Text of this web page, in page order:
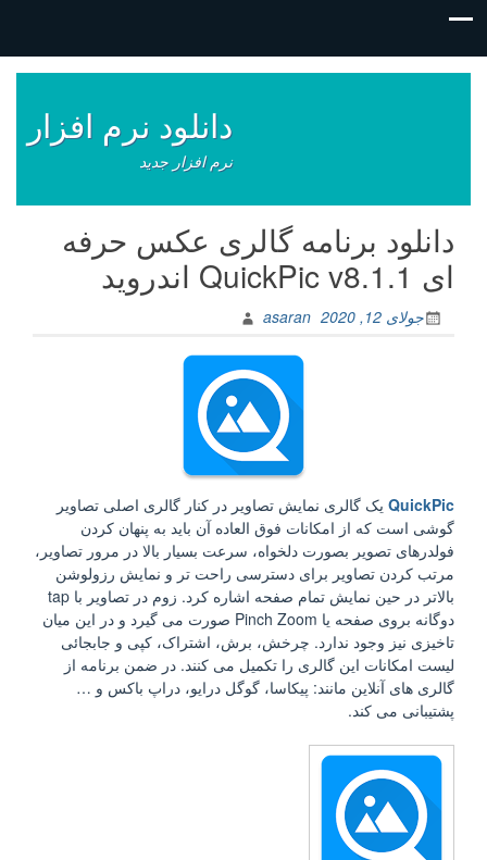
نوشته‌ها
دانلود نرم افزار
نرم افزار جدید
دانلود برنامه گالری عکس حرفه
ای QuickPic v8.1.1 اندروید
جولای 12, 2020 asaran
QuickPic یک گالری نمایش تصاویر در کنار گالری اصلی تصاویر
گوشی است که از امکانات فوق العاده آن باید به پنهان کردن
فولدرهای تصویر بصورت دلخواه، سرعت بسیار بالا در مرور تصاویر،
مرتب کردن تصاویر برای دسترسی راحت تر و نمایش رزولوشن
بالاتر در حین نمایش تمام صفحه اشاره کرد. زوم در تصاویر با tap
دوگانه بروی صفحه یا Pinch Zoom صورت می گیرد و در این میان
تاخیزی نیز وجود ندارد. چرخش، برش، اشتراک، کپی و جابجائی
لیست امکانات این گالری را تکمیل می کنند. در ضمن برنامه از
گالری های آنلاین مانند: پیکاسا، گوگل درایو، دراپ باکس و …
پشتیبانی می کند.